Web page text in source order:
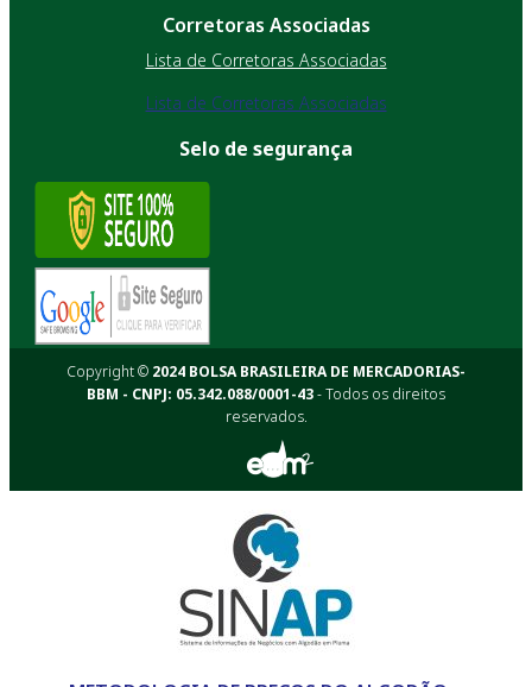
Corretoras Associadas
Lista de Corretoras Associadas
Lista de Corretoras Associadas
Selo de segurança
Copyright © 2024 BOLSA BRASILEIRA DE MERCADORIAS-
BBM - CNPJ: 05.342.088/0001-43- Todos os direitos
reservados.